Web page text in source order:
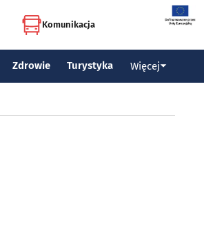
Komunikacja
Zdrowie Turystyka Więcej